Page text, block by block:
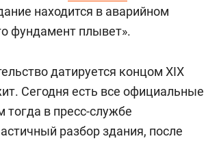
находится в аварийном
фундамент плывет».
датируется концом XIX
Сегодня есть все официальные
в пресс-службе
разбор здания, после